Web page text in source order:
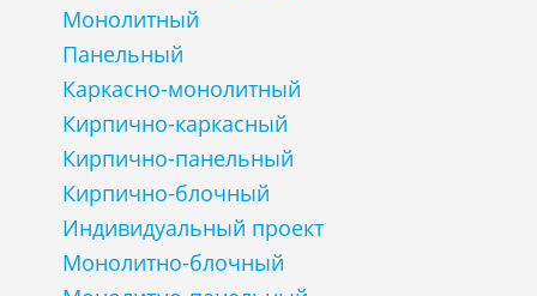
Монолитный
Панельный
Каркасно-монолитный
Кирпично-каркасный
Кирпично-панельный
Кирпично-блочный
Индивидуальный проект
Монолитно-блочный